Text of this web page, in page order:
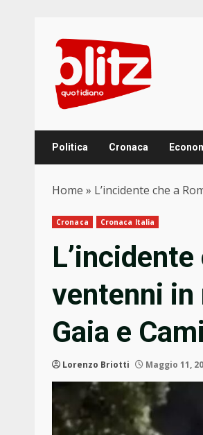
content
Politica Cronaca
Home » L’incidente che a
Cronaca Cronaca Italia
ventenni in
Gaia e
Lorenzo Briotti Maggio 11,